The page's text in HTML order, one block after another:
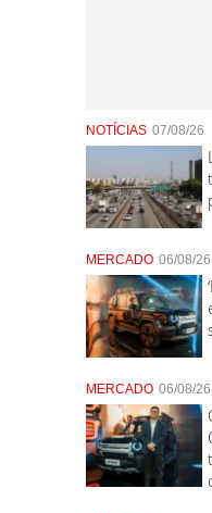
NOTÍCIAS 07/08/26
MERCADO 06/08/26
MERCADO 06/08/26